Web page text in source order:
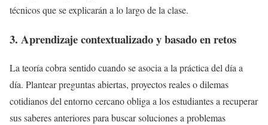
técnicos que se explicarán a lo largo de la clase.
3. Aprendizaje contextualizado y basado en retos
La teoría cobra sentido cuando se asocia a la práctica del día a
día. Plantear preguntas abiertas, proyectos reales o dilemas
cotidianos del entorno cercano obliga a los estudiantes a recuperar
sus saberes anteriores para buscar soluciones a problemas